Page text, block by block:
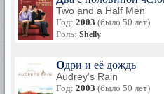
Two and a Half Men
Год: 2003 (было 50 лет)
Роль: Shelly
Одри и её дождь
Audrey's Rain
Год: 2003 (было 50 лет)